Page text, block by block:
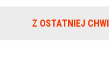
Z OSTATNIEJNa